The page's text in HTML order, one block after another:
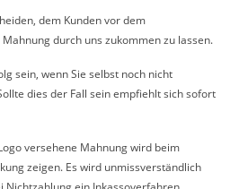
dem Kunden vor dem
durch uns zukommen zu lassen.
sein, wenn Sie selbst noch nicht
dies der Fall sein empfiehlt sich sofort
versehene Mahnung wird beim
zeigen. Es wird unmissverständlich